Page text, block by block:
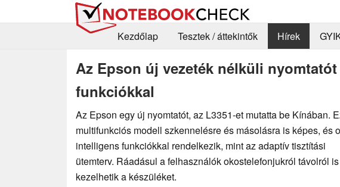
Kezdőlap
Tesztek / áttekintők Hírek
Az Epson új vezeték nélküli
funkciókkal
Az Epson egy új nyomtatót, az L3351-et mutatta be Kínában.
multifunkciós modell szkennelésre és másolásra is képes, és
intelligens funkciókkal rendelkezik, mint az adaptív tisztítási
ütemterv. Ráadásul a felhasználók okostelefonjukról távolról is
kezelhetik a készüléket.